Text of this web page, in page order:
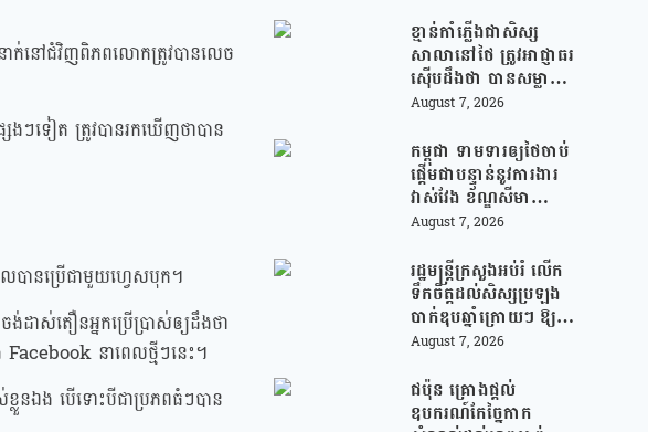
នាក់នៅជំវិញពិភពលោកត្រូវបានលេច
ទៀត ត្រូវបានរកឃើញថាបាន
ានប្រើជាមួយហ្វេសបុក។
ដាស់តឿនអ្នកប្រេីប្រាស់ឲ្យដឹងថា
Facebook នាពេលថ្មីៗនេះ។
លួនឯង បេីទោះបីជាប្រភពធំៗបាន
ខ្មាន់កាំភ្លើងជាសិស្ស
សាលានៅថៃ ត្រូវអាជ្ញាធរ
ស៊ើបដឹងថា បានសម្លាប់
យាយតារបស់ខ្លួន មុន
នៅសាលារៀន
August 7, 2026
កម្ពុជា ទាមទារឲ្យថៃចាប់
ផ្តើមជាបន្ទាន់នូវការងារ
វាស់វែង ខ័ណ្ឌសីមា
ព្រំដែនគោគ (JBC) និង
សសឹកវិលទៅលំនៅឋាន
វិញ ដោយគ្មានការរារាំង
August 7, 2026
រដ្ឋមន្រ្តីក្រសួងអប់រំ លើក
ទឹកចិត្តដល់សិស្សប្រឡង
បាក់ឌុបឆ្នាំក្រោយៗ ឱ្យ
ជ្រើសរើសយកការប្រឡង
ឆ្លើយតបទៅនឹងតម្រូវការ
ធនធានមនុស្សក្នុងយុគ
August 7, 2026
ជប៉ុន គ្រោងផ្តល់
ឧបករណ៍កែច្នៃកាក